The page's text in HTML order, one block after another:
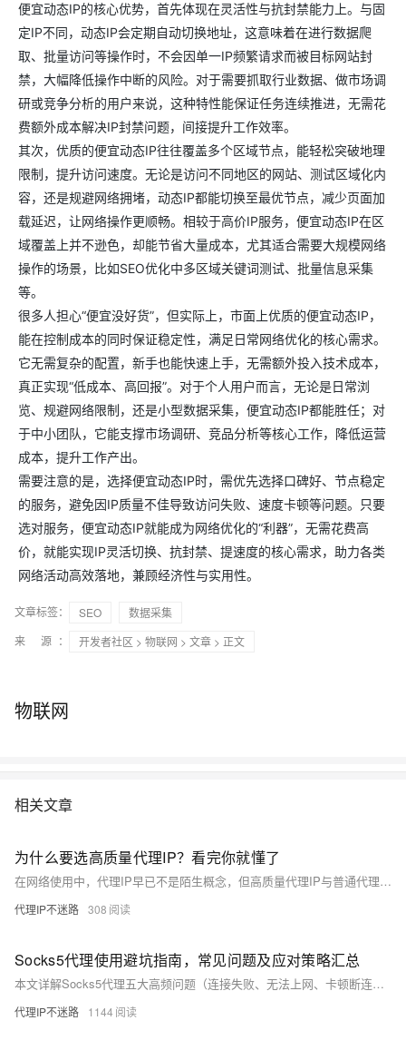
便宜动态IP的核心优势，首先体现在灵活性与抗封禁能力上。与固
定IP不同，动态IP会定期自动切换地址，这意味着在进行数据爬
取、批量访问等操作时，不会因单一IP频繁请求而被目标网站封
禁，大幅降低操作中断的风险。对于需要抓取行业数据、做市场调
研或竞争分析的用户来说，这种特性能保证任务连续推进，无需花
费额外成本解决IP封禁问题，间接提升工作效率。
其次，优质的便宜动态IP往往覆盖多个区域节点，能轻松突破地理
限制，提升访问速度。无论是访问不同地区的网站、测试区域化内
容，还是规避网络拥堵，动态IP都能切换至最优节点，减少页面加
载延迟，让网络操作更顺畅。相较于高价IP服务，便宜动态IP在区
域覆盖上并不逊色，却能节省大量成本，尤其适合需要大规模网络
操作的场景，比如SEO优化中多区域关键词测试、批量信息采集
等。
很多人担心“便宜没好货”，但实际上，市面上优质的便宜动态IP，
能在控制成本的同时保证稳定性，满足日常网络优化的核心需求。
它无需复杂的配置，新手也能快速上手，无需额外投入技术成本，
真正实现“低成本、高回报”。对于个人用户而言，无论是日常浏
览、规避网络限制，还是小型数据采集，便宜动态IP都能胜任；对
于中小团队，它能支撑市场调研、竞品分析等核心工作，降低运营
成本，提升工作产出。
需要注意的是，选择便宜动态IP时，需优先选择口碑好、节点稳定
的服务，避免因IP质量不佳导致访问失败、速度卡顿等问题。只要
选对服务，便宜动态IP就能成为网络优化的“利器”，无需花费高
价，就能实现IP灵活切换、抗封禁、提速度的核心需求，助力各类
网络活动高效落地，兼顾经济性与实用性。
文章标签： SEO
数据采集
来 源：
开发者社区 > 物联网 > 文章 > 正文
物联网
相关文章
为什么要选高质量代理IP？看完你就懂了
在网络使用中，代理IP早已不是陌生概念，但高质量代理IP与普通代理IP的差距却直接影响使用体验与安全性。高质量代理IP本质是能有效隐藏用户真实IP、保障网络连接稳定快速的代理服务器，兼具高匿名性、低封禁率等优势，适配爬虫、数据抓取等多种场景。了解其核心特征，既能帮助我们避开使用误区，也能让网络活动更高效、更安全，尤其适合需要频繁切换IP的用户。
代理IP不迷路 308
Socks5代理使用避坑指南，常见问题及应对策略汇总
本文详解Socks5代理五大高频问题（连接失败、无法上网、卡顿断连、IP被封、软件不兼容）及零门槛实操解法，涵盖参数核对、节点切换、协议设置、IP轮换等技巧，无需专业术语，新手一看就会，助你稳定高效使用代理。
代理IP不迷路 1144